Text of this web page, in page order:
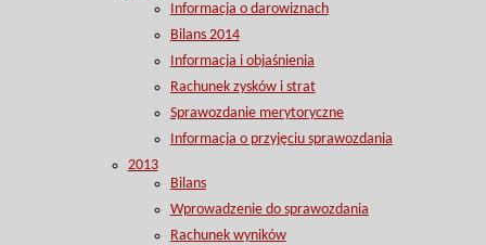
Informacja o darowiznach
Bilans 2014
Informacja i objaśnienia
Rachunek zysków i strat
Sprawozdanie merytoryczne
Informacja o przyjęciu sprawozdania
2013
Bilans
Wprowadzenie do sprawozdania
Rachunek wyników